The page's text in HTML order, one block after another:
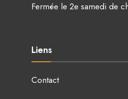
Fermée le 2e samedi de
Liens
Contact